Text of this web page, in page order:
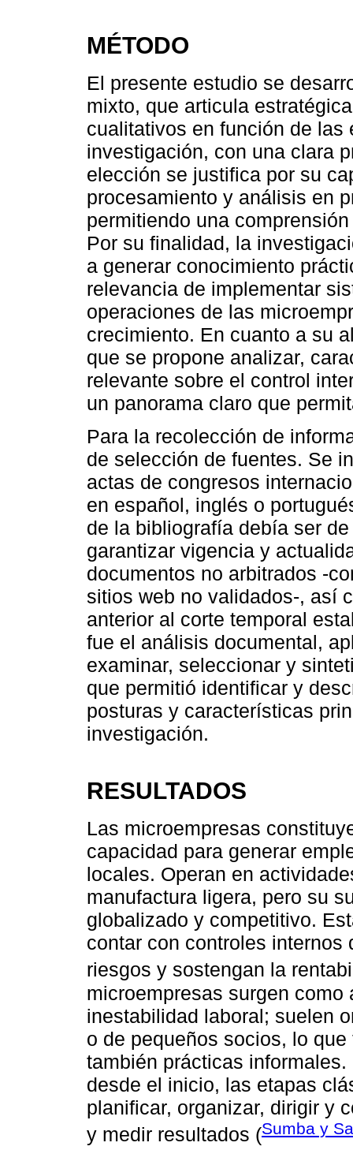
MÉTODO
El presente estudio se
mixto, que articula
cualitativos en función de las
investigación, con una clara
elección se justifica por su
procesamiento y análisis en
permitiendo una
Por su finalidad, la
a generar conocimiento
relevancia de implementar
operaciones de las
crecimiento. En cuanto a su
que se propone analizar,
relevante sobre el control
un panorama claro que
Para la recolección de
de selección de fuentes. Se
actas de congresos
en español, inglés o
de la bibliografía debía ser
garantizar vigencia y
documentos no arbitrados -
sitios web no validados-, así
anterior al corte temporal
fue el análisis documental,
examinar, seleccionar y
que permitió identificar y
posturas y características
investigación.
RESULTADOS
Las microempresas
capacidad para generar
locales. Operan en
manufactura ligera, pero su
globalizado y competitivo.
contar con controles internos
riesgos y sostengan la
microempresas surgen
inestabilidad laboral; suelen
o de pequeños socios, lo
también prácticas
desde el inicio, las etapas
planificar, organizar, dirigir y
y medir resultados (Sumba y